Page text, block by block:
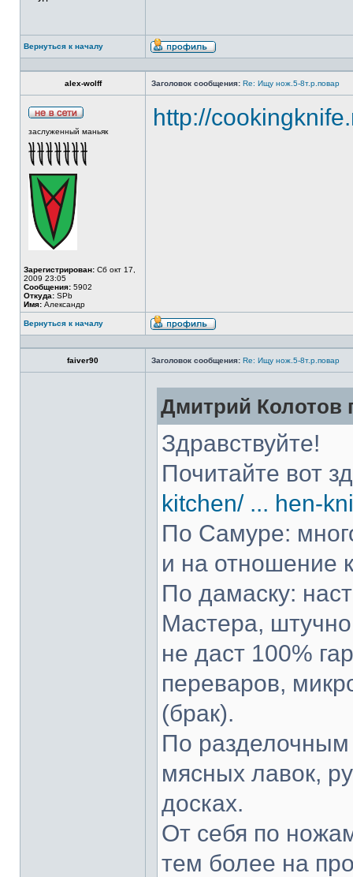
Вернуться к началу
alex-wolff Заголовок сообщения: Re: Ищу нож.5-8т.р.повар
заслуженный маньяк
Зарегистрирован: Сб окт 17,
2009 23:05
Сообщения: 5902
Откуда: SPb
Имя: Александр
http://
Вернуться к началу
faiver90 Заголовок сообщения: Re: Ищу нож.5-8т.р.повар
Дмитрий Колотов
Здравствуйте!
Почитайте вот
kitchen/ ... hen-
По Самуре:
и на отношение
По дамаску:
Мастера,
не даст 100%
переваров,
(брак).
По разделочным
мясных лавок,
досках.
От себя по
тем более на